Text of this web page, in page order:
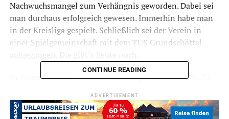
Nachwuchsmangel zum Verhängnis geworden. Dabei sei
man durchaus erfolgreich gewesen. Immerhin habe man
in der Kreisliga gespielt. Schließlich sei der Verein in
einer Spielgemeinschaft mit dem TUS Grundschöttel
In Zukunft wollen sich die Ehemaligen öfter treffen. 20
Samstagabend alle einig.
CONTINUE READING
ADVERTISEMENT